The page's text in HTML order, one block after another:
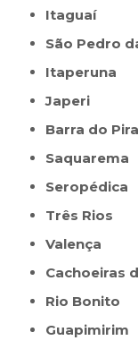
Itaguaí
São Pedro
Itaperuna
Japeri
Barra do
Saquarema
Seropédica
Três Rios
Valença
Cachoeiras
Rio Bonito
Guapimirim